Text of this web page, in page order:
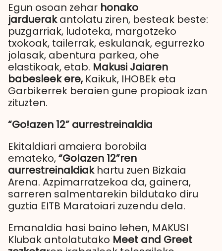
Egun osoan zehar honako
jarduerakantolatu ziren, besteak beste:
puzgarriak, ludoteka, margotzeko
txokoak, tailerrak, eskulanak, egurrezko
jolasak, abentura parkea, ohe
elastikoak, etab. Makusi Jaiaren
babesleek ere,Kaikuk, IHOBEk eta
Garbikerrek beraien gune propioak izan
zituzten.
“Go!azen 12” aurrestreinaldia
Ekitaldiari amaiera borobila
emateko,“Go!azen 12”ren
aurrestreinaldiakhartu zuen Bizkaia
Arena. Azpimarratzekoa da, gainera,
sarreren salmentarekin bildutako diru
guztia EITB Maratoiari zuzendu dela.
Emanaldia hasi baino lehen, MAKUSI
Klubak antolatutako Meet and Greet